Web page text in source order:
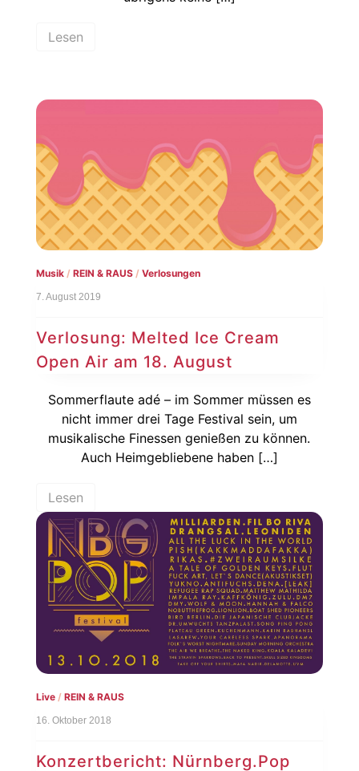
Lesen
Musik/ REIN & RAUS/ Verlosungen
7. August 2019
Verlosung: Melted Ice Cream
Open Air am 18. August
Sommerflaute adé – im Sommer müssen es
nicht immer drei Tage Festival sein, um
musikalische Finessen genießen zu können.
Auch Heimgebliebene haben […]
Lesen
Live/ REIN & RAUS
16. Oktober 2018
Konzertbericht: Nürnberg.Pop